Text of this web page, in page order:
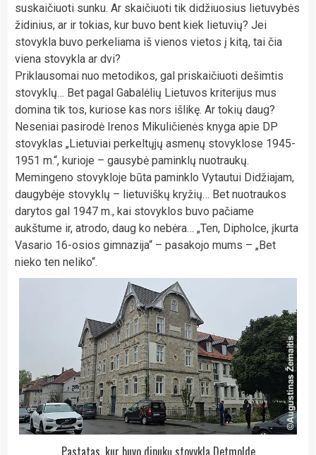
suskaičiuoti sunku. Ar skaičiuoti tik didžiuosius lietuvybės
židinius, ar ir tokias, kur buvo bent kiek lietuvių? Jei
stovykla buvo perkeliama iš vienos vietos į kitą, tai čia
viena stovykla ar dvi?
Priklausomai nuo metodikos, gal priskaičiuoti dešimtis
stovyklų… Bet pagal Gabalėlių Lietuvos kriterijus mus
domina tik tos, kuriose kas nors išlikę. Ar tokių daug?
Neseniai pasirodė Irenos Mikuličienės knyga apie DP
stovyklas „Lietuviai perkeltųjų asmenų stovyklose 1945-
1951 m.“, kurioje – gausybė paminklų nuotraukų.
Memingeno stovykloje būta paminklo Vytautui Didžiajam,
daugybėje stovyklų – lietuviškų kryžių… Bet nuotraukos
darytos gal 1947 m., kai stovyklos buvo pačiame
aukštume ir, atrodo, daug ko nebėra… „Ten, Dipholce, įkurta
Vasario 16-osios gimnazija“ – pasakojo mums – „Bet
nieko ten neliko“.